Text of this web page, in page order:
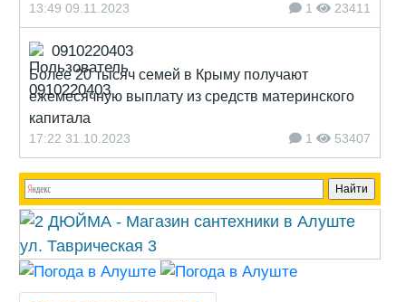
13:49 09.11.2023 1 23411
0910220403
Более 20 тысяч семей в Крыму получают
ежемесячную выплату из средств материнского
капитала
17:22 31.10.2023 1 53407